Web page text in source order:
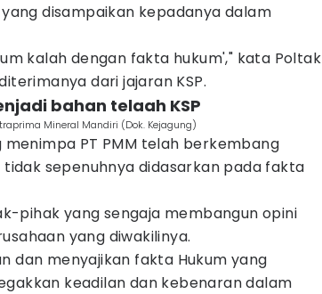
disampaikan kepadanya dalam
kalah dengan fakta hukum'," kata Poltak
dari jajaran KSP.
bahan telaah KSP
Mineral Mandiri (Dok. Kejagung)
menimpa PT PMM telah berkembang
tidak sepenuhnya didasarkan pada fakta
pihak yang sengaja membangun opini
yang diwakilinya.
dan menyajikan fakta Hukum yang
keadilan dan kebenaran dalam